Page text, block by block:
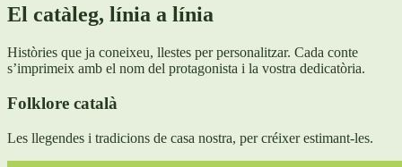
El catàleg, línia a línia
Històries que ja coneixeu, llestes per personalitzar. Cada conte
s’imprimeix amb el nom del protagonista i la vostra dedicatòria.
Folklore català
Les llegendes i tradicions de casa nostra, per créixer estimant-les.